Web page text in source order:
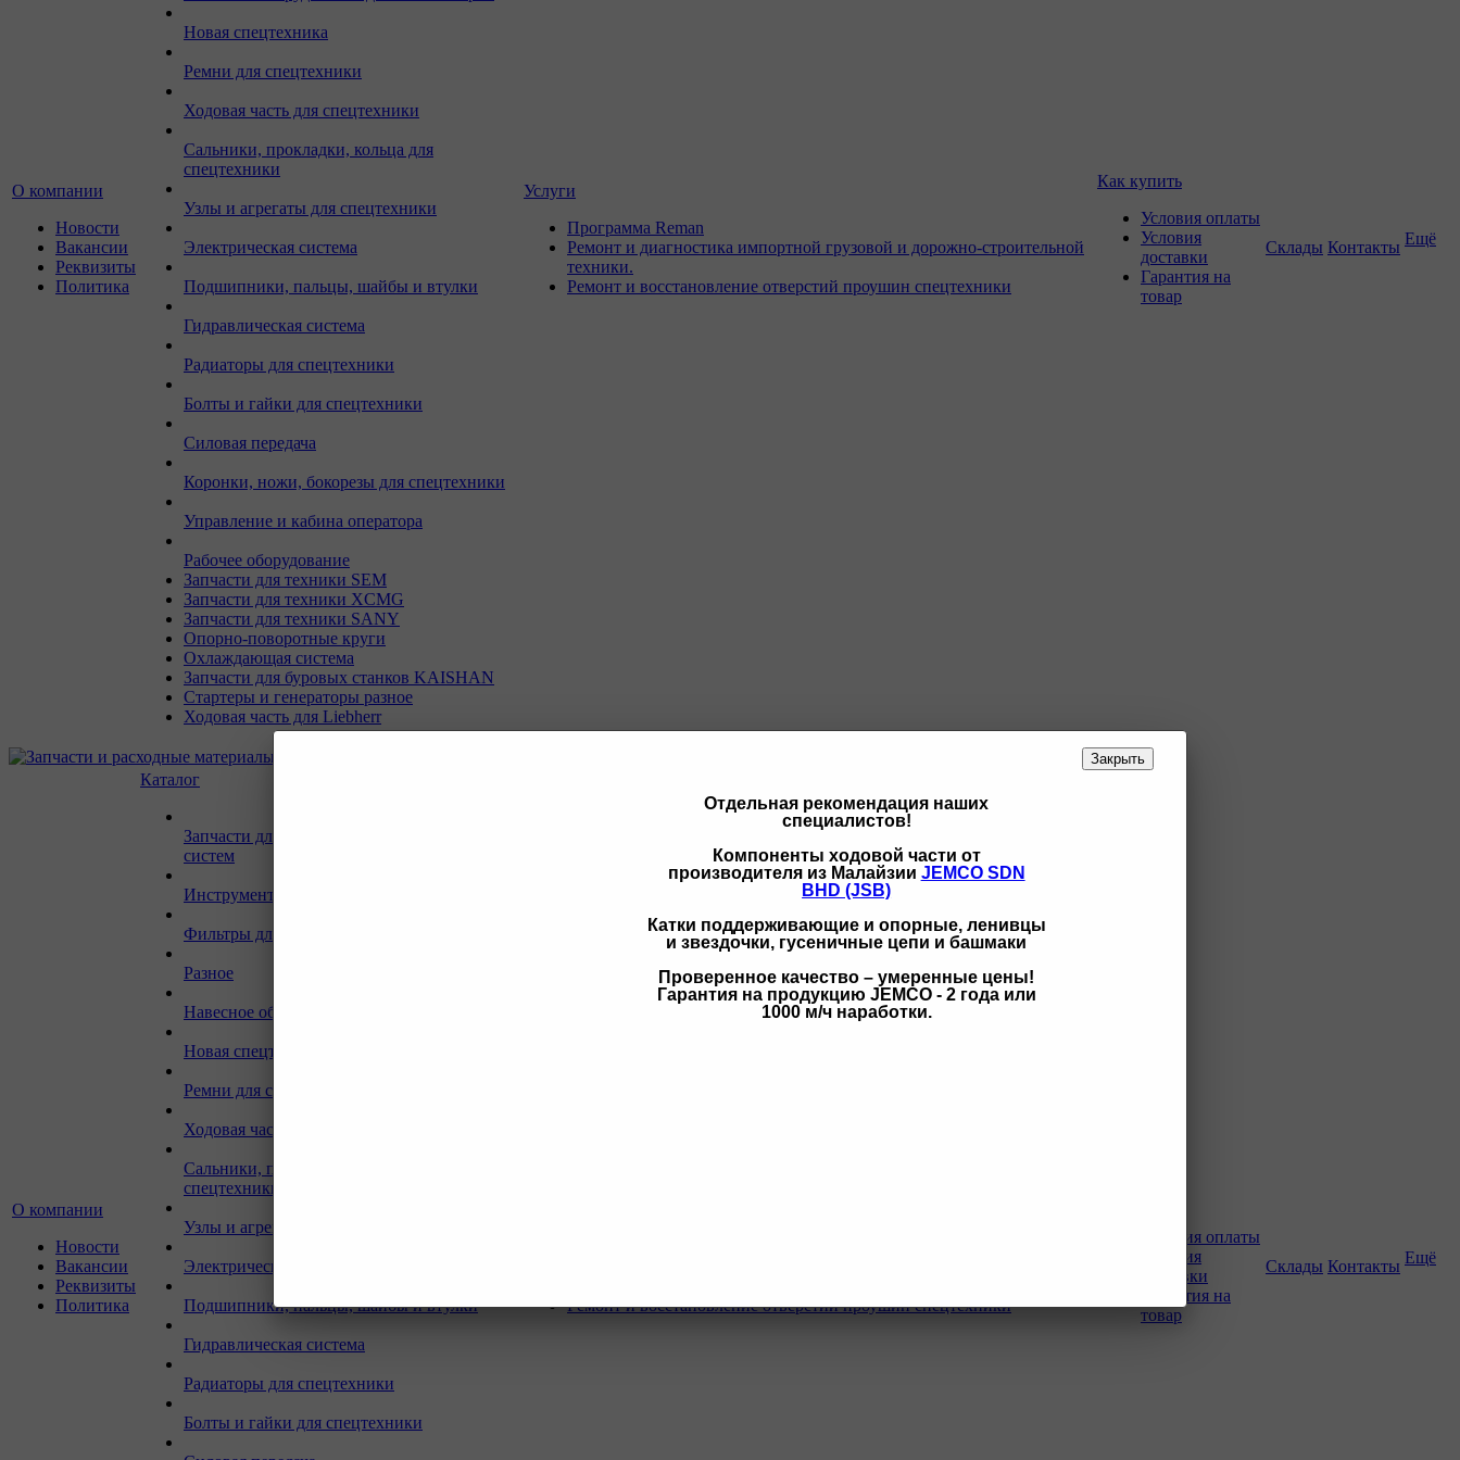
Закрыть
Отдельная рекомендация наших
специалистов!
Компоненты ходовой части от
производителя из Малайзии JEMCO SDN
BHD (JSB)
Катки поддерживающие и опорные, ленивцы
и звездочки, гусеничные цепи и башмаки
Проверенное качество – умеренные цены!
Гарантия на продукцию JEMCO - 2 года или
1000 м/ч наработки.
О компании
Новости
Вакансии
Реквизиты
Политика
Новая спецтехника
Ремни для спецтехники
Ходовая часть для спецтехники
Сальники, прокладки, кольца для
спецтехники
Узлы и агрегаты для спецтехники
Электрическая система
Подшипники, пальцы, шайбы и втулки
Гидравлическая система
Радиаторы для спецтехники
Болты и гайки для спецтехники
Силовая передача
Коронки, ножи, бокорезы для спецтехники
Управление и кабина оператора
Рабочее оборудование
Запчасти для техники SEM
Запчасти для техники XCMG
Запчасти для техники SANY
Опорно-поворотные круги
Охлаждающая система
Запчасти для буровых станков KAISHAN
Стартеры и генераторы разное
Ходовая часть для Liebherr
Услуги
Программа Reman
Ремонт и диагностика импортной грузовой и дорожно-строительной
техники.
Ремонт и восстановление отверстий проушин спецтехники
Как купить
Условия оплаты
Условия
доставки
Гарантия на
товар
Склады Контакты Ещё
О компании
Новости
Вакансии
Реквизиты
Политика
Каталог
Запчасти для двигателей и сопутствующих
систем
Инструмент и материалы для СТО
Фильтры для спецтехники
Разное
Навесное оборудование для экскаваторов
Новая спецтехника
Ремни для спецтехники
Ходовая часть для спецтехники
Сальники, прокладки, кольца для
спецтехники
Узлы и агрегаты для спецтехники
Электрическая система
Подшипники, пальцы, шайбы и втулки
Гидравлическая система
Радиаторы для спецтехники
Болты и гайки для спецтехники
Ремонт и восстановление отверстий проушин спецтехники
Условия оплаты
Условия
доставки
Гарантия на
товар
Склады Контакты Ещё